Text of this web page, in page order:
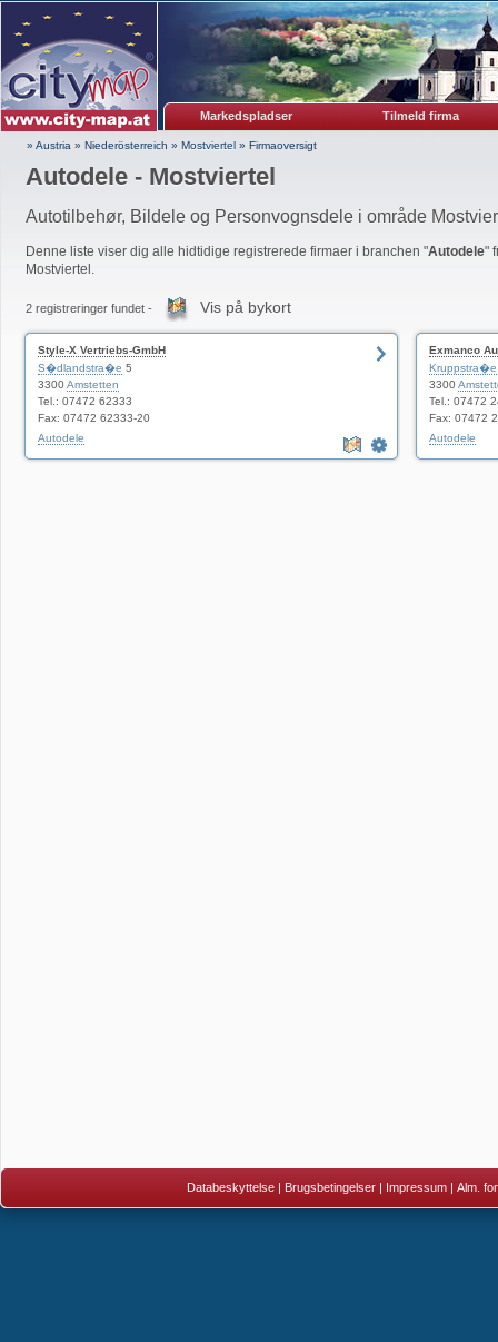
Markedspladser Tilmeld firma
» Austria » Niederösterreich » Mostviertel » Firmaoversigt
Autodele - Mostviertel
Autotilbehør, Bildele og Personvognsdele i område
Denne liste viser dig alle hidtidige registrerede firmaer i branchen "Autodele"
Mostviertel.
2 registreringer fundet - Vis på bykort
Style-X Vertriebs-GmbH
S�dlandstra�e 5
3300Amstetten
Tel.: 07472 62333
Fax: 07472 62333-20
Autodele
Exmanco
Kruppstra�e
3300
Tel.: 07472
Fax: 07472
Autodele
Databeskyttelse | Brugsbetingelser | Impressum | Alm.